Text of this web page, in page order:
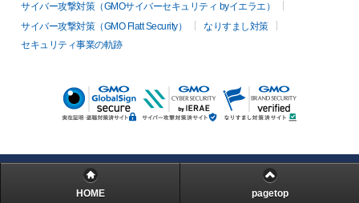
サイバー攻撃対策（GMOサイバーセキュリティ byイエラエ）
サイバー攻撃対策（GMO Flatt Security）
なりすまし対策
セキュリティ事業の軌跡
HOME pagetop